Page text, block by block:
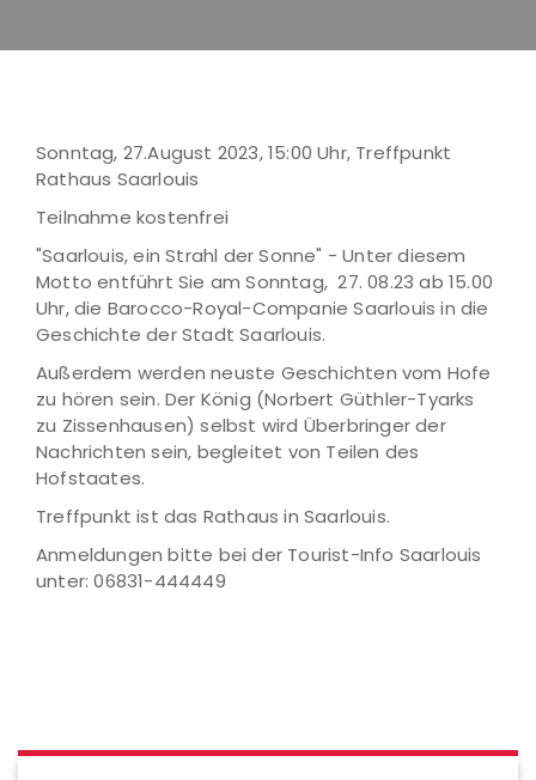
Sonntag, 27.August 2023, 15:00 Uhr, Treffpunkt
Rathaus Saarlouis
Teilnahme kostenfrei
"Saarlouis, ein Strahl der Sonne" - Unter diesem
Motto entführt Sie am Sonntag, 27. 08.23 ab 15.00
Uhr, die Barocco-Royal-Companie Saarlouis in die
Geschichte der Stadt Saarlouis.
Außerdem werden neuste Geschichten vom Hofe
zu hören sein. Der König (Norbert Güthler-Tyarks
zu Zissenhausen) selbst wird Überbringer der
Nachrichten sein, begleitet von Teilen des
Hofstaates.
Treffpunkt ist das Rathaus in Saarlouis.
Anmeldungen bitte bei der Tourist-Info Saarlouis
unter: 06831-444449